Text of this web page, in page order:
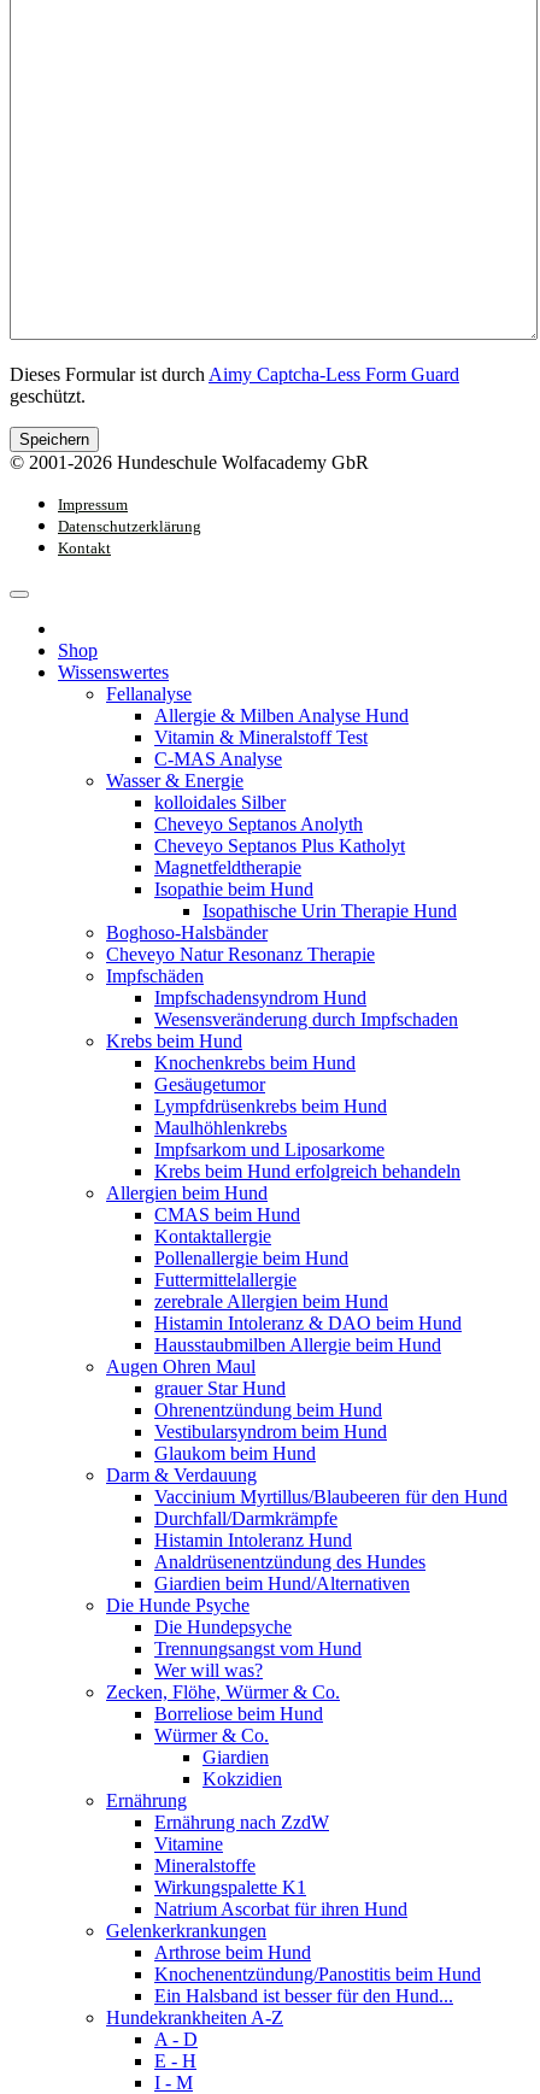
Dieses Formular ist durch Aimy Captcha-Less Form Guard
geschützt.
Speichern
© 2001-2026 Hundeschule Wolfacademy GbR
Impressum
Datenschutzerklärung
Kontakt
Shop
Wissenswertes
Fellanalyse
Allergie & Milben Analyse Hund
Vitamin & Mineralstoff Test
C-MAS Analyse
Wasser & Energie
kolloidales Silber
Cheveyo Septanos Anolyth
Cheveyo Septanos Plus Katholyt
Magnetfeldtherapie
Isopathie beim Hund
Isopathische Urin Therapie Hund
Boghoso-Halsbänder
Cheveyo Natur Resonanz Therapie
Impfschäden
Impfschadensyndrom Hund
Wesensveränderung durch Impfschaden
Krebs beim Hund
Knochenkrebs beim Hund
Gesäugetumor
Lympfdrüsenkrebs beim Hund
Maulhöhlenkrebs
Impfsarkom und Liposarkome
Krebs beim Hund erfolgreich behandeln
Allergien beim Hund
CMAS beim Hund
Kontaktallergie
Pollenallergie beim Hund
Futtermittelallergie
zerebrale Allergien beim Hund
Histamin Intoleranz & DAO beim Hund
Hausstaubmilben Allergie beim Hund
Augen Ohren Maul
grauer Star Hund
Ohrenentzündung beim Hund
Vestibularsyndrom beim Hund
Glaukom beim Hund
Darm & Verdauung
Vaccinium Myrtillus/Blaubeeren für den Hund
Durchfall/Darmkrämpfe
Histamin Intoleranz Hund
Analdrüsenentzündung des Hundes
Giardien beim Hund/Alternativen
Die Hunde Psyche
Die Hundepsyche
Trennungsangst vom Hund
Wer will was?
Zecken, Flöhe, Würmer & Co.
Borreliose beim Hund
Würmer & Co.
Giardien
Kokzidien
Ernährung
Ernährung nach ZzdW
Vitamine
Mineralstoffe
Wirkungspalette K1
Natrium Ascorbat für ihren Hund
Gelenkerkrankungen
Arthrose beim Hund
Knochenentzündung/Panostitis beim Hund
Ein Halsband ist besser für den Hund...
Hundekrankheiten A-Z
A - D
E - H
I - M